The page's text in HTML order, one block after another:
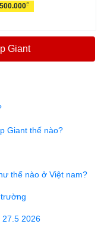
₫
Giant
Giant thế nào?
thế nào ở Việt nam?
27.5 2026